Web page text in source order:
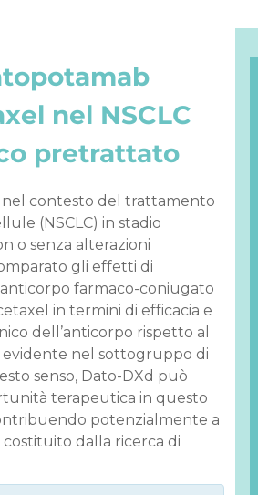
nel NSCLC
pretrattato
nel contesto del trattamento
(NSCLC) in stadio
o senza alterazioni
gli effetti di
farmaco-coniugato
in termini di efficacia e
dell’anticorpo rispetto al
nel sottogruppo di
senso, Dato-DXd può
terapeutica in questo
potenzialmente a
costituito dalla ricerca di